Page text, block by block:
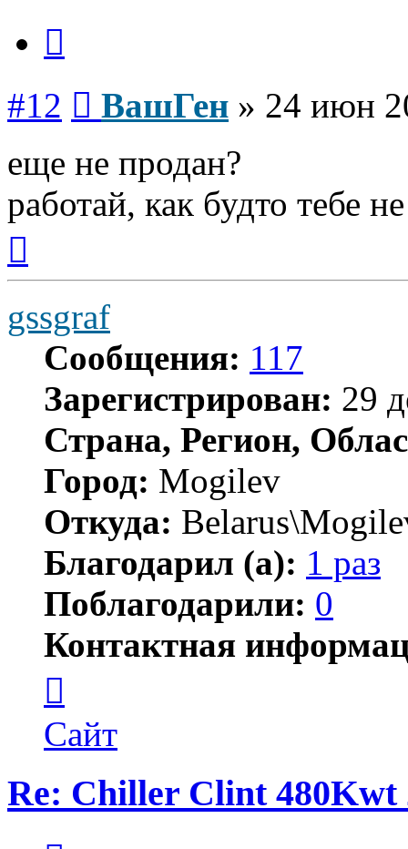
#12 ВашГен » 24 июн
еще не продан?
работай, как будто тебе
началу
gssgraf
Сообщения: 117
Зарегистрирован: 29
Страна, Регион,
Город: Mogilev
Откуда:
Благодарил (а): 1 раз
Поблагодарили: 0
Контактная
пользователя
gssgraf
Сайт
Re: Chiller Clint 480Kwt